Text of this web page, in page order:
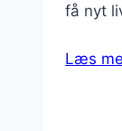
få nyt
Læs